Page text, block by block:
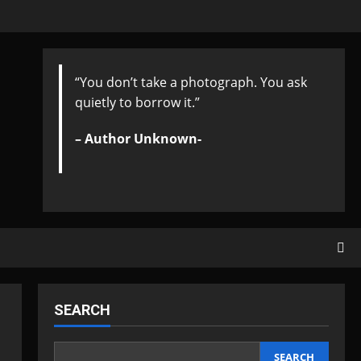
“You don’t take a photograph. You ask
quietly to borrow it.”
– Author Unknown-
SEARCH
SEARCH